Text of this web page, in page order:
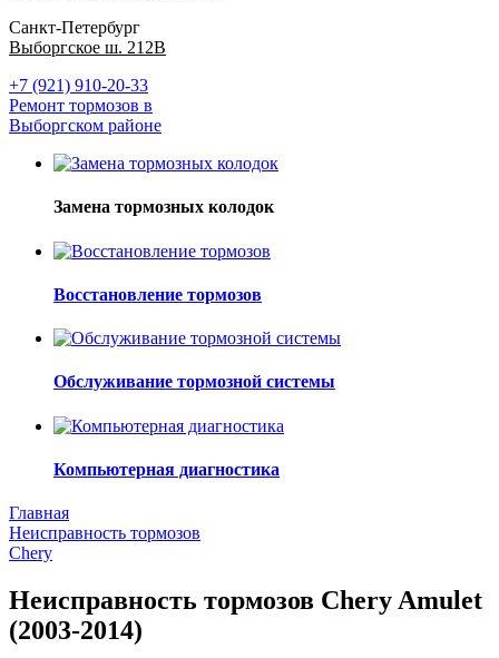
Санкт-Петербург
Выборгское ш. 212В
+7 (921) 910-20-33
Ремонт тормозов в
Выборгском районе
Замена тормозных колодок
Восстановление тормозов
Обслуживание тормозной системы
Компьютерная диагностика
Главная
Неисправность тормозов
Chery
Неисправность тормозов Chery Amulet
(2003-2014)